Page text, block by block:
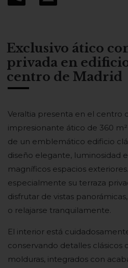
Exclusivo ático
privada en
centro de Madrid
Veraltia presenta en el centro
impresionante ático de 360
de un emblemático edificio
diseño elegante, luminosidad
magníficos espacios
especialmente su terraza
disfrutar de vistas
o relajarse tranquilamente.
El interior está
conservando detalles clásicos
molduras, integrados con